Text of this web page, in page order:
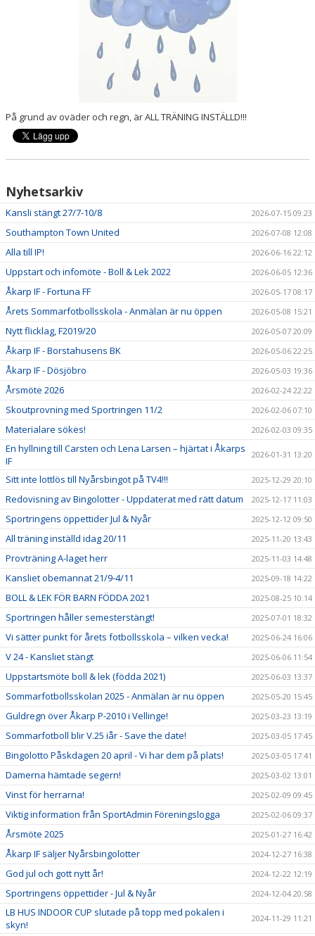
På grund av oväder och regn, är ALL TRÄNING INSTÄLLD!!!
Nyhetsarkiv
Kansli stängt 27/7-10/8 2026-07-15 09:23
Southampton Town United 2026-07-08 12:08
Alla till IP! 2026-06-16 22:12
Uppstart och infomöte - Boll & Lek 2022 2026-06-05 12:36
Åkarp IF - Fortuna FF 2026-05-17 08:17
Årets Sommarfotbollsskola - Anmälan är nu öppen 2026-05-08 15:21
Nytt flicklag, F2019/20 2026-05-07 20:09
Åkarp IF - Borstahusens BK 2026-05-06 22:25
Åkarp IF - Dösjöbro 2026-05-03 19:36
Årsmöte 2026 2026-02-24 22:22
Skoutprovning med Sportringen 11/2 2026-02-06 07:10
Materialare sökes! 2026-02-03 09:35
En hyllning till Carsten och Lena Larsen – hjärtat i Åkarps
IF
2026-01-31 13:20
Sitt inte lottlös till Nyårsbingot på TV4!!! 2025-12-29 20:10
Redovisning av Bingolotter - Uppdaterat med rätt datum 2025-12-17 11:03
Sportringens öppettider Jul & Nyår 2025-12-12 09:50
All träning inställd idag 20/11 2025-11-20 13:43
Provträning A-laget herr 2025-11-03 14:48
Kansliet obemannat 21/9-4/11 2025-09-18 14:22
BOLL & LEK FÖR BARN FÖDDA 2021 2025-08-25 10:14
Sportringen håller semesterstängt! 2025-07-01 18:32
Vi sätter punkt för årets fotbollsskola – vilken vecka! 2025-06-24 16:06
V 24 - Kansliet stängt 2025-06-06 11:54
Uppstartsmöte boll & lek (födda 2021) 2025-06-03 13:37
Sommarfotbollsskolan 2025 - Anmälan är nu öppen 2025-05-20 15:45
Guldregn över Åkarp P-2010 i Vellinge! 2025-03-23 13:19
Sommarfotboll blir V.25 iår - Save the date! 2025-03-05 17:45
Bingolotto Påskdagen 20 april - Vi har dem på plats! 2025-03-05 17:41
Damerna hämtade segern! 2025-03-02 13:01
Vinst för herrarna! 2025-02-09 09:45
Viktig information från SportAdmin Föreningslogga 2025-02-06 09:37
Årsmöte 2025 2025-01-27 16:42
Åkarp IF säljer Nyårsbingolotter 2024-12-27 16:38
God jul och gott nytt år! 2024-12-22 12:19
Sportringens öppettider - Jul & Nyår 2024-12-04 20:58
LB HUS INDOOR CUP slutade på topp med pokalen i
skyn!
2024-11-29 11:21